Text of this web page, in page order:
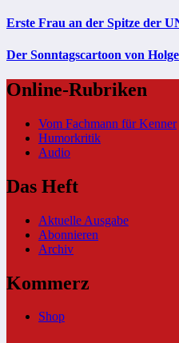
Erste Frau an der Spitze der
Der Sonntagscartoon von
Online-Rubriken
Vom Fachmann für Kenner
Humorkritik
Audio
Das Heft
Aktuelle Ausgabe
Abonnieren
Archiv
Kommerz
Shop